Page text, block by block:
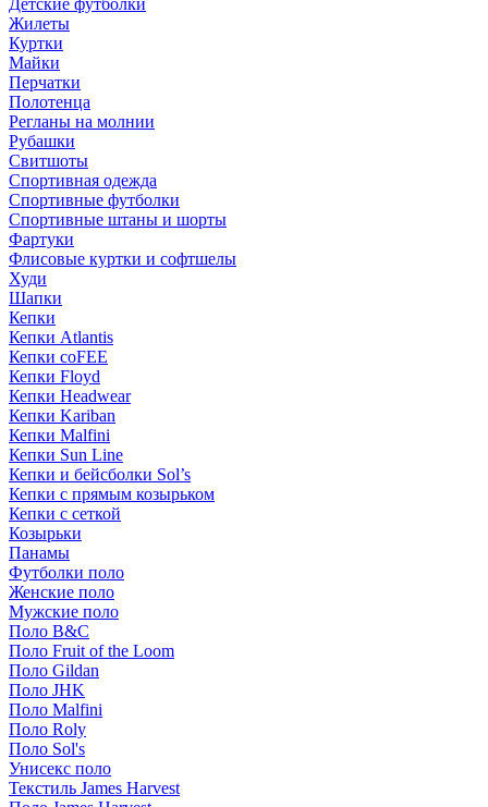
Детские футболки
Жилеты
Куртки
Майки
Перчатки
Полотенца
Регланы на молнии
Рубашки
Свитшоты
Спортивная одежда
Спортивные футболки
Спортивные штаны и шорты
Фартуки
Флисовые куртки и софтшелы
Худи
Шапки
Кепки
Кепки Atlantis
Кепки coFEE
Кепки Floyd
Кепки Headwear
Кепки Kariban
Кепки Malfini
Кепки Sun Line
Кепки и бейсболки Sol’s
Кепки с прямым козырьком
Кепки с сеткой
Козырьки
Панамы
Футболки поло
Женские поло
Мужские поло
Поло B&C
Поло Fruit of the Loom
Поло Gildan
Поло JHK
Поло Malfini
Поло Roly
Поло Sol's
Унисекс поло
Текстиль James Harvest